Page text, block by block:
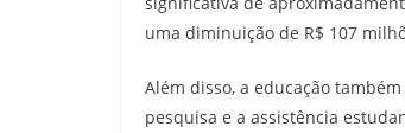
uma diminuição de R$ 107
Além disso, a educação
pesquisa e a assistência